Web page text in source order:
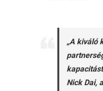
„A kiváló
Nick Dai,